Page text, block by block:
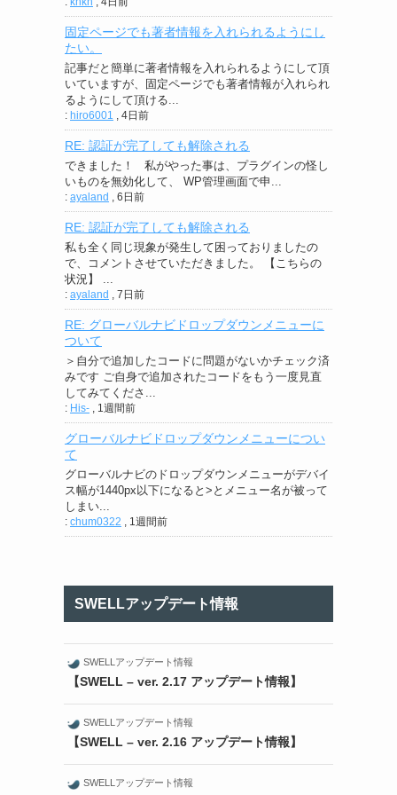
固定ページでも著者情報を入れられるようにし
たい。
記事だと簡単に著者情報を入れられるようにして頂
いていますが、固定ページでも著者情報が入れられ
るようにして頂ける...
: hiro6001 4日前
RE: 認証が完了しても解除される
できました！ 私がやった事は、プラグインの怪し
いものを無効化して、 WP管理画面で申...
: ayaland 6日前
RE: 認証が完了しても解除される
私も全く同じ現象が発生して困っておりましたの
で、コメントさせていただきました。 【こちらの
状況】 ...
: ayaland 7日前
RE: グローバルナビドロップダウンメニューに
ついて
＞自分で追加したコードに問題がないかチェック済
みです ご自身で追加されたコードをもう一度見直
してみてくださ...
: His- 1週間前
グローバルナビドロップダウンメニューについ
て
グローバルナビのドロップダウンメニューがデバイ
ス幅が1440px以下になると>とメニュー名が被って
しまい...
: chum0322 1週間前
SWELLアップデート情報
SWELLアップデート情報
【SWELL – ver. 2.17 アップデート情報】
SWELLアップデート情報
【SWELL – ver. 2.16 アップデート情報】
SWELLアップデート情報